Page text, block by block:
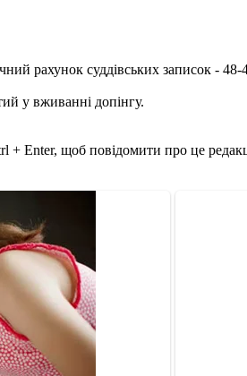
рахунок суддівських записок -
у вживанні допінгу.
+ Enter, щоб повідомити про це